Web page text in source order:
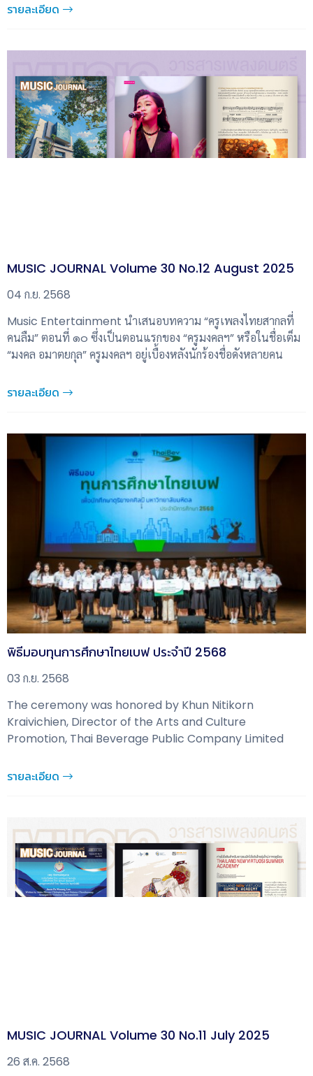
รายละเอียด
MUSIC JOURNAL Volume 30 No.12 August 2025
04 ก.ย. 2568
Music Entertainment นำเสนอบทความ “ครูเพลงไทยสากลที่
คนลืม” ตอนที่ ๑๐ ซึ่งเป็นตอนแรกของ “ครูมงคลฯ” หรือในชื่อเต็ม
“มงคล อมาตยกุล” ครูมงคลฯ อยู่เบื้องหลังนักร้องชื่อดังหลายคน
รายละเอียด
พิธีมอบทุนการศึกษาไทยเบฟ ประจำปี 2568
03 ก.ย. 2568
The ceremony was honored by Khun Nitikorn
Kraivichien, Director of the Arts and Culture
Promotion, Thai Beverage Public Company Limited
รายละเอียด
MUSIC JOURNAL Volume 30 No.11 July 2025
26 ส.ค. 2568